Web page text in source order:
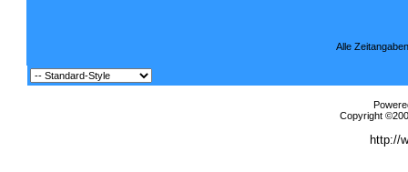
Alle
Copyright
http://